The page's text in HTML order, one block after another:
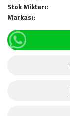
Stok Miktarı:
Markası: